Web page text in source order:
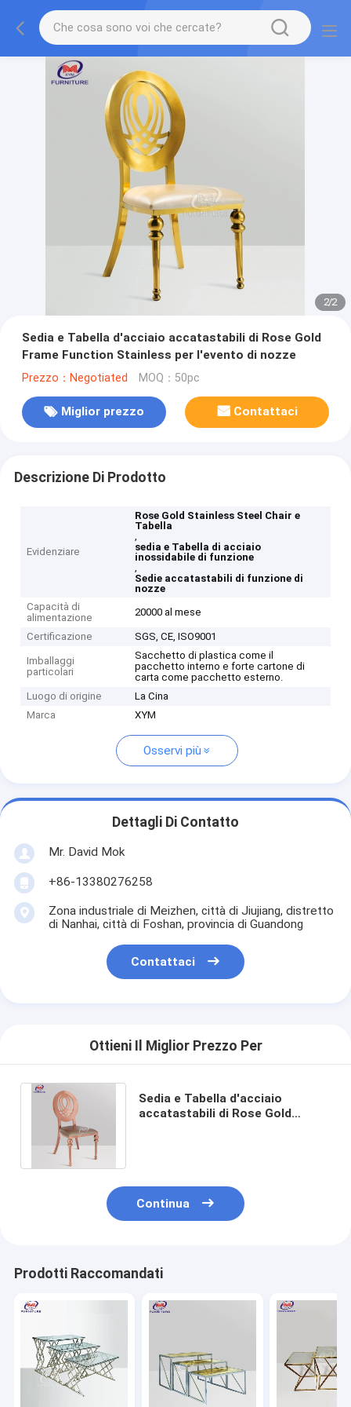
2/2
Sedia e Tabella d'acciaio accatastabili di Rose Gold
Frame Function Stainless per l'evento di nozze
Prezzo：Negotiated MOQ：50pc
Miglior prezzo Contattaci
Descrizione Di Prodotto
Evidenziare
Rose Gold Stainless Steel Chair e
Tabella
,
sedia e Tabella di acciaio
inossidabile di funzione
,
Sedie accatastabili di funzione di
nozze
Capacità di
alimentazione
20000 al mese
Certificazione SGS, CE, ISO9001
Imballaggi
particolari
Sacchetto di plastica come il
pacchetto interno e forte cartone di
carta come pacchetto esterno.
Luogo di origine
La Cina
Marca
XYM
Osservi più
Dettagli Di Contatto
Mr. David Mok
+86-13380276258
Zona industriale di Meizhen, città di Jiujiang, distretto
di Nanhai, città di Foshan, provincia di Guandong
Contattaci
Ottieni Il Miglior Prezzo Per
Sedia e Tabella d'acciaio
accatastabili di Rose Gold
Continua
Prodotti Raccomandati